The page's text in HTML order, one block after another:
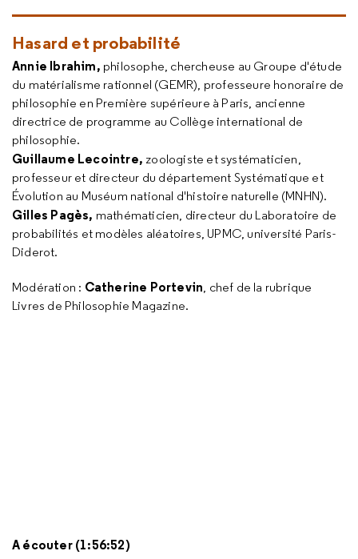
Hasard et probabilité
Annie Ibrahim, philosophe, chercheuse au Groupe d'étude
du matérialisme rationnel (GEMR), professeure honoraire de
philosophie en Première supérieure à Paris, ancienne
directrice de programme au Collège international de
philosophie.
Guillaume Lecointre, zoologiste et systématicien,
professeur et directeur du département Systématique et
Évolution au Muséum national d'histoire naturelle (MNHN).
Gilles Pagès, mathématicien, directeur du Laboratoire de
probabilités et modèles aléatoires, UPMC, université Paris-
Diderot.
Modération : Catherine Portevin, chef de la rubrique
Livres de Philosophie Magazine.
A écouter (1:56:52)